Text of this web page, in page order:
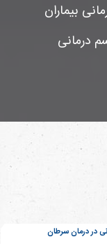
بیماران
درمانی
در درمان سرطان